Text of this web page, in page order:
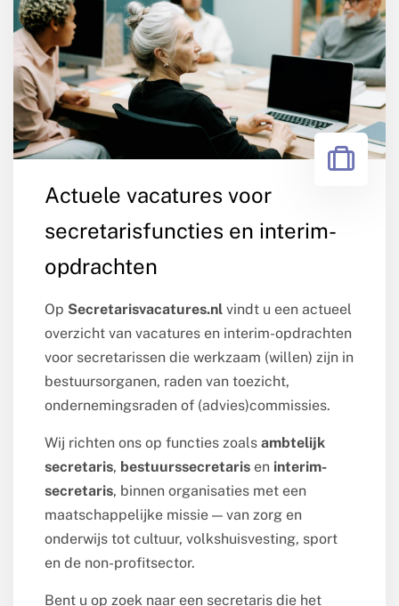
Actuele vacatures voor
secretarisfuncties en interim-
opdrachten
Op Secretarisvacatures.nl vindt u een actueel
overzicht van vacatures en interim-opdrachten
voor secretarissen die werkzaam (willen) zijn in
bestuursorganen, raden van toezicht,
ondernemingsraden of (advies)commissies.
Wij richten ons op functies zoals ambtelijk
secretaris, bestuurssecretaris en interim-
secretaris, binnen organisaties met een
maatschappelijke missie — van zorg en
onderwijs tot cultuur, volkshuisvesting, sport
en de non-profitsector.
Bent u op zoek naar een secretaris die het